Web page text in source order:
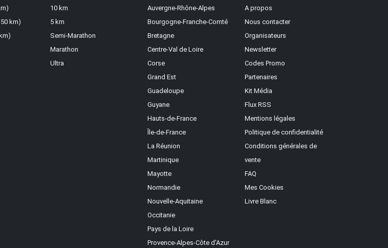
km)
10 km
5 km
Semi-Marathon
Marathon
Ultra
Auvergne-Rhône-Alpes
Bourgogne-Franche-Comté
Bretagne
Centre-Val de Loire
Corse
Grand Est
Guadeloupe
Guyane
Hauts-de-France
Île-de-France
La Réunion
Martinique
Mayotte
Normandie
Nouvelle-Aquitaine
Occitanie
Pays de la Loire
Provence-Alpes-Côte d'Azur
A propos
Nous contacter
Organisateurs
Newsletter
Codes Promo
Partenaires
Kit Média
Flux RSS
Mentions légales
Politique de confidentialité
Conditions générales de
vente
FAQ
Mes Cookies
Livre Blanc